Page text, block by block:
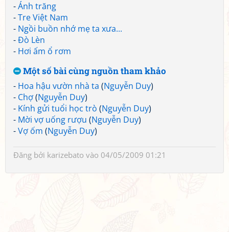
-Ánh trăng
-Tre Việt Nam
- Ngồi buồn nhớ mẹ ta xưa...
-Đò Lèn
- Hơi ấm ổ rơm
Một số bài cùng nguồn tham khảo
- Hoa hậu vườn nhà ta (Nguyễn Duy)
- Chợ(Nguyễn Duy)
- Kính gửi tuổi học trò (Nguyễn Duy)
- Mời vợ uống rượu (Nguyễn Duy)
-Vợ ốm (Nguyễn Duy)
Đăng bởi karizebato vào 04/05/2009 01:21